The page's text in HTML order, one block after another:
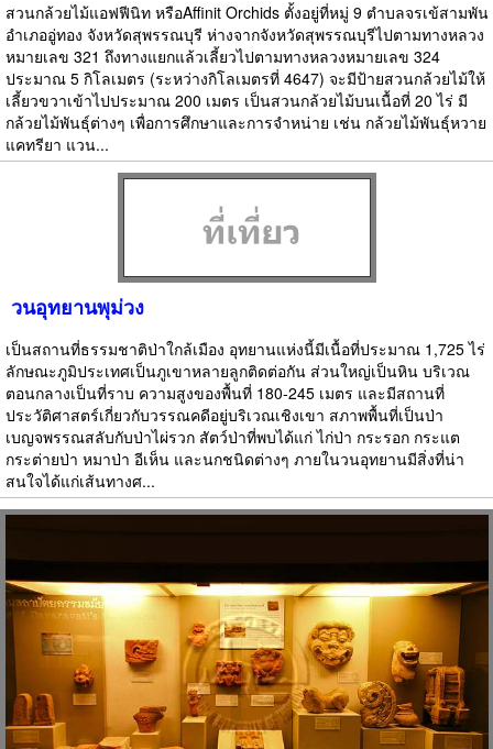
สวนกล้วยไม้แอฟฟีนิท หรือAffinit Orchids ตั้งอยู่ที่หมู่ 9 ตำบลจรเข้สามพัน
อำเภออู่ทอง จังหวัดสุพรรณบุรี ห่างจากจังหวัดสุพรรณบุรีไปตามทางหลวง
หมายเลข 321 ถึงทางแยกแล้วเลี้ยวไปตามทางหลวงหมายเลข 324
ประมาณ 5 กิโลเมตร (ระหว่างกิโลเมตรที่ 4647) จะมีป้ายสวนกล้วยไม้ให้
เลี้ยวขวาเข้าไปประมาณ 200 เมตร เป็นสวนกล้วยไม้บนเนื้อที่ 20 ไร่ มี
กล้วยไม้พันธุ์ต่างๆ เพื่อการศึกษาและการจำหน่าย เช่น กล้วยไม้พันธุ์หวาย
แคทรียา แวน...
วนอุทยานพุม่วง
เป็นสถานที่ธรรมชาติป่าใกล้เมือง อุทยานแห่งนี้มีเนื้อที่ประมาณ 1,725 ไร่
ลักษณะภูมิประเทศเป็นภูเขาหลายลูกติดต่อกัน ส่วนใหญ่เป็นหิน บริเวณ
ตอนกลางเป็นที่ราบ ความสูงของพื้นที่ 180-245 เมตร และมีสถานที่
ประวัติศาสตร์เกี่ยวกับวรรณคดีอยู่บริเวณเชิงเขา สภาพพื้นที่เป็นป่า
เบญจพรรณสลับกับป่าไผ่รวก สัตว์ป่าที่พบได้แก่ ไก่ป่า กระรอก กระแต
กระต่ายป่า หมาป่า อีเห็น และนกชนิดต่างๆ ภายในวนอุทยานมีสิ่งที่น่า
สนใจได้แก่เส้นทางศ...